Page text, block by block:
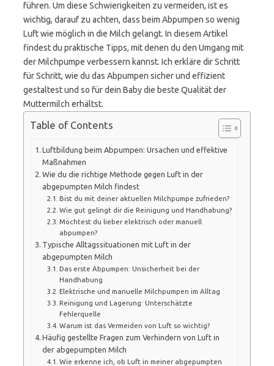
führen. Um diese Schwierigkeiten zu vermeiden, ist es
wichtig, darauf zu achten, dass beim Abpumpen so wenig
Luft wie möglich in die Milch gelangt. In diesem Artikel
findest du praktische Tipps, mit denen du den Umgang mit
der Milchpumpe verbessern kannst. Ich erkläre dir Schritt
für Schritt, wie du das Abpumpen sicher und effizient
gestaltest und so für dein Baby die beste Qualität der
Muttermilch erhältst.
Table of Contents
Luftbildung beim Abpumpen: Ursachen und effektive
Maßnahmen
Wie du die richtige Methode gegen Luft in der
abgepumpten Milch findest
Bist du mit deiner aktuellen Milchpumpe zufrieden?
Wie gut gelingt dir die Reinigung und Handhabung?
Möchtest du lieber elektrisch oder manuell
abpumpen?
Typische Alltagssituationen mit Luft in der
abgepumpten Milch
Das erste Abpumpen: Unsicherheit bei der
Handhabung
Elektrische und manuelle Milchpumpen im Alltag
Reinigung und Lagerung: Unterschätzte
Fehlerquelle
Warum ist das Vermeiden von Luft so wichtig?
Häufig gestellte Fragen zum Verhindern von Luft in
der abgepumpten Milch
Wie erkenne ich, ob Luft in meiner abgepumpten